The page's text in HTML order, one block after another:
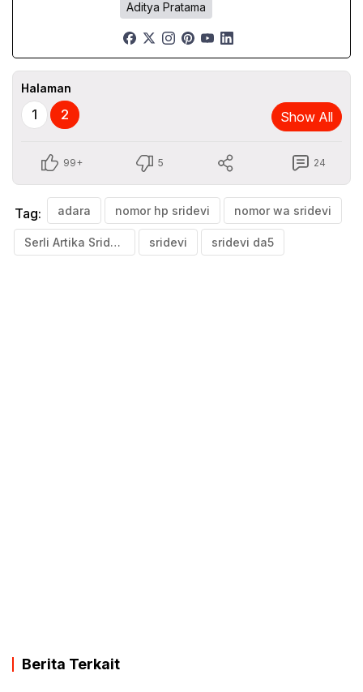
Aditya Pratama
Halaman
1 2 Show All
99+ 5 24
Tag: adara nomor hp sridevi nomor wa sridevi
Serli Artika Sridevi sridevi sridevi da5
Berita Terkait